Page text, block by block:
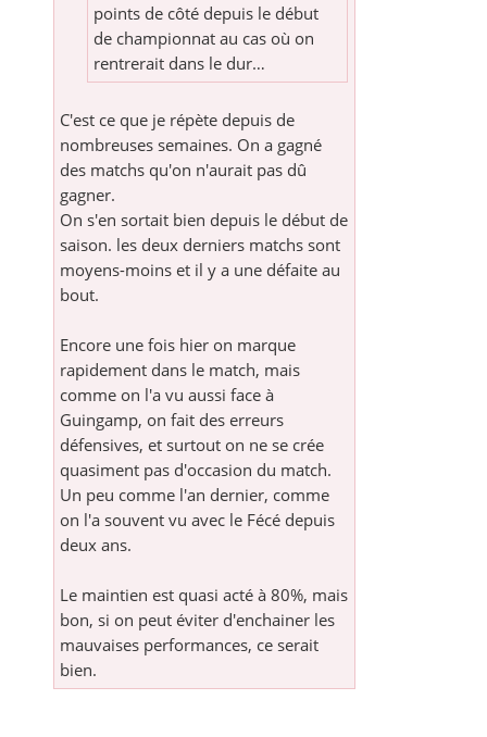
points de côté depuis le début
de championnat au cas où on
rentrerait dans le dur…
C'est ce que je répète depuis de
nombreuses semaines. On a gagné
des matchs qu'on n'aurait pas dû
gagner.
On s'en sortait bien depuis le début de
saison. les deux derniers matchs sont
moyens-moins et il y a une défaite au
bout.
Encore une fois hier on marque
rapidement dans le match, mais
comme on l'a vu aussi face à
Guingamp, on fait des erreurs
défensives, et surtout on ne se crée
quasiment pas d'occasion du match.
Un peu comme l'an dernier, comme
on l'a souvent vu avec le Fécé depuis
deux ans.
Le maintien est quasi acté à 80%, mais
bon, si on peut éviter d'enchainer les
mauvaises performances, ce serait
bien.